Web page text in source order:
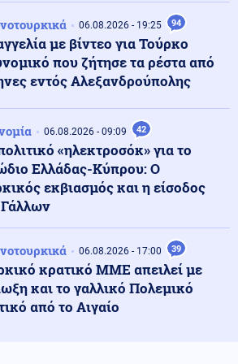
νεκροί σε επιθέσεις των
- 09:54
- 09:50
από το Ισραήλ στη σκιά της
με την Τουρκία: Ασκήσεις-μαμούθ των
07.08.2026 - 09:44
κτήριο στο Μοσχάτο –
η καταστροφή (βίντεο)
06.08.2026 - 19:25 94
με βίντεο για Τούρκο
που ζήτησε τα ρέστα από
εντός Αλεξανδρούπολης
06.08.2026 - 09:09 42
«ηλεκτροσόκ» για το
Ελλάδας-Κύπρου: Ο
εκβιασμός και η είσοδος
06.08.2026 - 17:00 39
κρατικό ΜΜΕ απειλεί με
και το γαλλικό Πολεμικό
από το Αιγαίο